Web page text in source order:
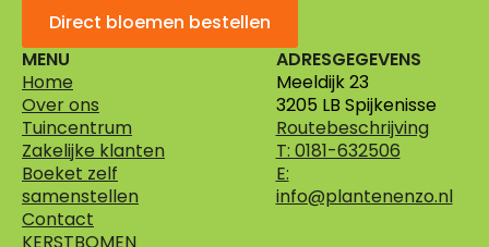
Direct bloemen bestellen
MENU
Home
Over ons
Tuincentrum
Zakelijke klanten
Boeket zelf
samenstellen
Contact
ADRESGEGEVENS
Meeldijk 23
3205 LB Spijkenisse
Routebeschrijving
T: 0181-632506
E:
info@plantenenzo.nl